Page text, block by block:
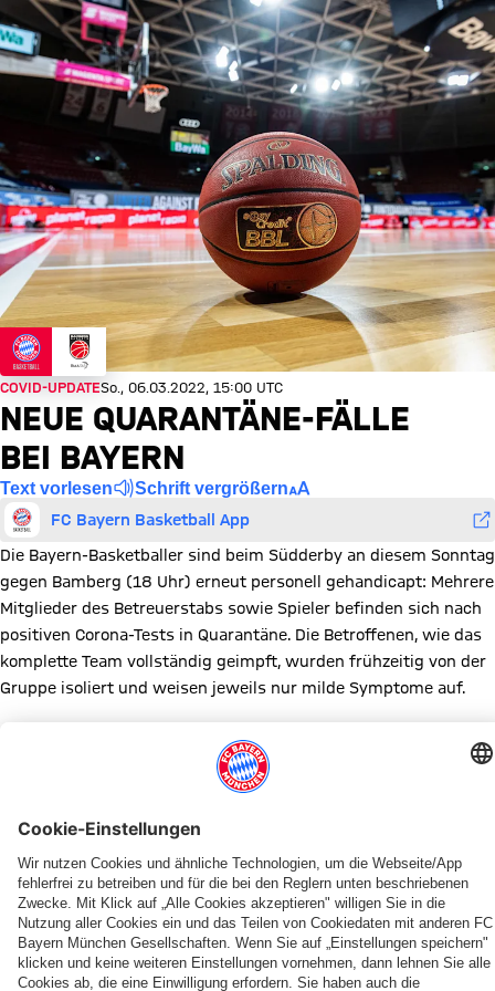
COVID-UPDATESo., 06.03.2022, 15:00 UTC
NEUE QUARANTÄNE-FÄLLE
BEI BAYERN
Text vorlesen Schrift vergrößern
FC Bayern Basketball App
Die Bayern-Basketballer sind beim Südderby an diesem Sonntag
gegen Bamberg (18 Uhr) erneut personell gehandicapt: Mehrere
Mitglieder des Betreuerstabs sowie Spieler befinden sich nach
positiven Corona-Tests in Quarantäne. Die Betroffenen, wie das
komplette Team vollständig geimpft, wurden frühzeitig von der
Gruppe isoliert und weisen jeweils nur milde Symptome auf.
WEITERE NEWS
NEWS
Der
BUNDESLIGA
Zum
PRESEASON
Teampräsentation
KADERUPDATE
Miles
INFOS
Pokal-
SAISON 2026/27
Heimspiel-
SAISON 2025/2026
Starke
MEDIENRUNDE
„Wir